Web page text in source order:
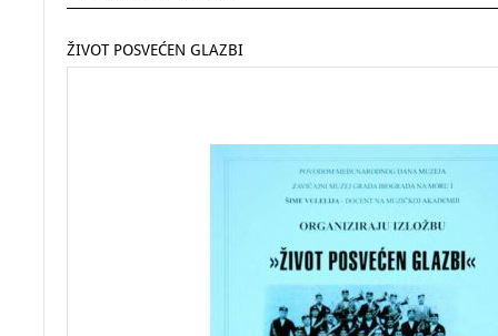
ŽIVOT POSVEĆEN GLAZBI